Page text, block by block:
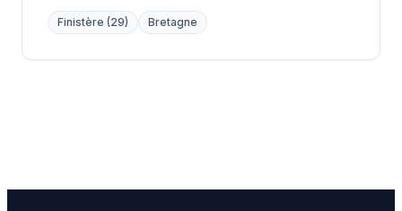
Finistère (29) Bretagne